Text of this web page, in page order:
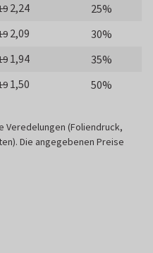
2,24
25%
2,09
30%
1,94
35%
1,50 50%
Veredelungen (Foliendruck,
Die angegebenen Preise